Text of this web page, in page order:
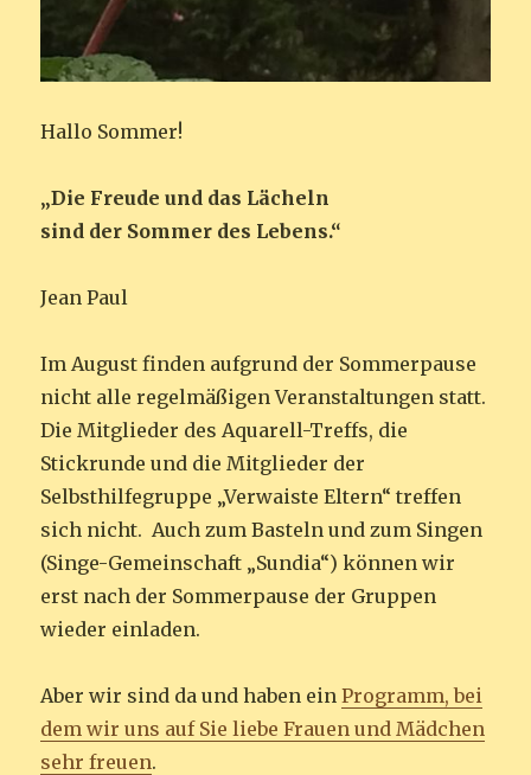
Hallo Sommer!
„Die Freude und das Lächeln
sind der Sommer des Lebens.“
Jean Paul
Im August finden aufgrund der Sommerpause
nicht alle regelmäßigen Veranstaltungen statt.
Die Mitglieder des Aquarell-Treffs, die
Stickrunde und die Mitglieder der
Selbsthilfegruppe „Verwaiste Eltern“ treffen
sich nicht. Auch zum Basteln und zum Singen
(Singe-Gemeinschaft „Sundia“) können wir
erst nach der Sommerpause der Gruppen
wieder einladen.
Aber wir sind da und haben einProgramm, bei
dem wir uns auf Sie liebe Frauen und Mädchen
sehr freuen.